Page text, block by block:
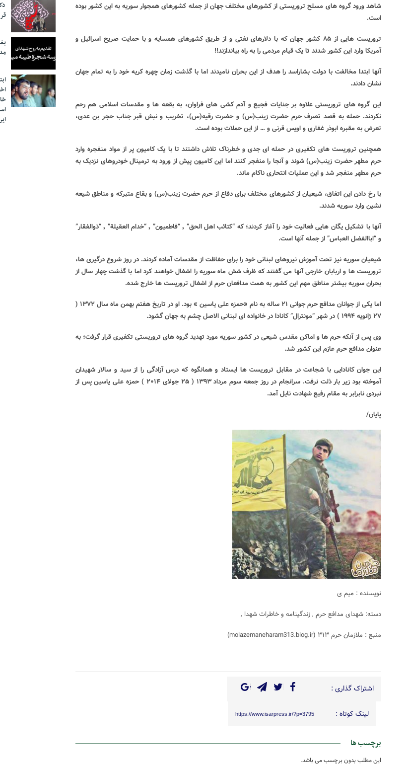
شاهد ورود گروه های مسلح تروریستی از کشورهای مختلف جهان از جمله کشورهای همجوار سوریه به این کشور بوده
است.
تروریست هایی از ۸۵ کشور جهان که با دلارهای نفتی و از طریق کشورهای همسایه و با حمایت صریح اسرائیل و
آمریکا وارد این کشور شدند تا یک قیام مردمی را به راه بیاندازند!!
آنها ابتدا مخالفت با دولت بشاراسد را هدف از این بحران نامیدند اما با گذشت زمان چهره کریه خود را به تمام جهان
نشان دادند.
این گروه های تروریستی علاوه بر جنایات فجیع و آدم کشی های فراوان، به بقعه ها و مقدسات اسلامی هم رحم
نکردند. حمله به قصد تصرف حرم حضرت زینب(س) و حضرت رقیه(س)، تخریب و نبش قبر جناب حجر بن عدی،
تعرض به مقبره ابوذر غفاری و اویس قرنی و … از این حملات بوده است.
همچنین تروریست های تکفیری در حمله ای جدی و خطرناک تلاش داشتند تا با یک کامیون پر از مواد منفجره وارد
حرم مطهر حضرت زینب(س) شوند و آنجا را منفجر کنند اما این کامیون پیش از ورود به ترمینال خودروهای نزدیک به
حرم مطهر منفجر شد و این عملیات انتحاری ناکام ماند.
با رخ دادن این اتفاق، شیعیان از کشورهای مختلف برای دفاع از حرم حضرت زینب(س) و بقاع متبرکه و مناطق شیعه
نشین وارد سوریه شدند.
آنها با تشکیل یگان هایی فعالیت خود را آغاز کردند؛ که “کتائب اهل الحق” ٬ “فاطمیون” ٬ “خدام العقیلة” ٬ “ذوالفقار”
و “اباالفضل العباس” از جمله آنها است.
شیعیان سوریه نیز تحت آموزش نیروهای لبنانی خود را برای حفاظت از مقدسات آماده کردند. در روز شروع درگیری ها،
تروریست ها و اربابان خارجی آنها می گفتند که ظرف شش ماه سوریه را اشغال خواهند کرد اما با گذشت چهار سال از
بحران سوریه بیشتر مناطق مهم این کشور به همت مدافعان حرم از اشغال تروریست ها خارج شده.
اما یکی از جوانان مدافع حرم جوانی ۲۱ ساله به نام «حمزه علی یاسین » بود. او در تاریخ هفتم بهمن ماه سال ۱۳۷۲ (
۲۷ ژانویه ۱۹۹۴ ) در شهر “مونترال” کانادا در خانواده ای لبنانی الاصل چشم به جهان گشود.
وی پس از آنکه حرم ها و اماکن مقدس شیعی در کشور سوریه مورد تهدید گروه های تروریستی تکفیری قرار گرفت؛ به
عنوان مدافع حرم عازم این کشور شد.
این جوان کانادایی با شجاعت در مقابل تروریست ها ایستاد و همانگوه که درس آزادگی را از سید و سالار شهیدان
آموخته بود زیر بار ذلت نرفت. سرانجام در روز جمعه سوم مرداد ۱۳۹۳ ( ۲۵ جولای ۲۰۱۴ ) حمزه علی یاسین پس از
نبردی نابرابر به مقام رفیع شهادت نایل آمد.
پایان/
نویسنده : میم ی
دسته: شهدای مدافع حرم , زندگینامه و خاطرات شهدا ,
منبع : ملازمان حرم ۳۱۳ (molazemaneharam313.blog.ir)
اشتراک گذاری :
لینک کوتاه : https://www.isarpress.ir/?p=3795
برچسب ها
این مطلب بدون برچسب می باشد.